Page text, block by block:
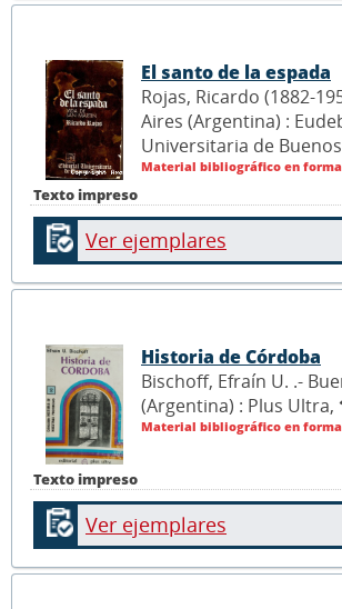
Texto impreso
El santo de la espada
Rojas, Ricardo (1882-
Aires (Argentina) :
Universitaria de
Material bibliográfico en
Ver ejemplares
Texto impreso
Historia de Córdoba
Bischoff, Efraín U. .-
(Argentina) : Plus Ultra,
Material bibliográfico en
Ver ejemplares